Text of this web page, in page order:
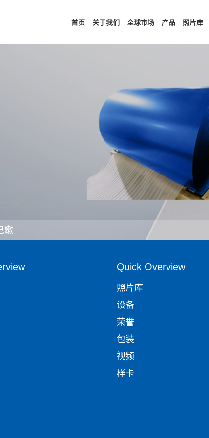
首页 关于我们 全球市场 产品 照片库
嫩
Quick Overview
照片库
设备
荣誉
包装
视频
样卡